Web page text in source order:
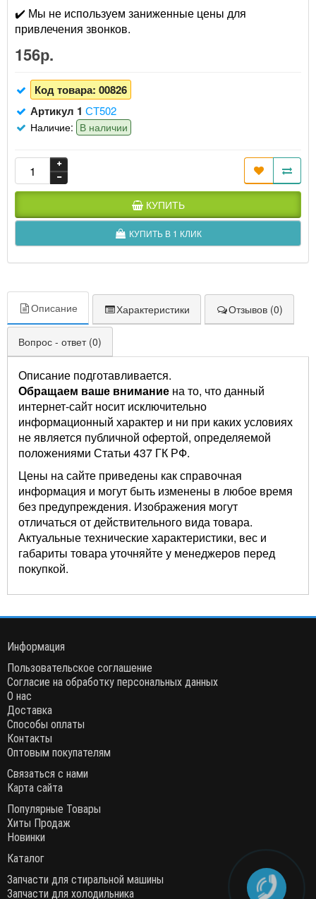
✔️ Мы не используем заниженные цены для
привлечения звонков.
156р.
Код товара: 00826
Артикул 1 СТ502
Наличие: В наличии
КУПИТЬ
КУПИТЬ В 1 КЛИК
Описание Характеристики Отзывов (0)
Вопрос - ответ (0)
Описание подготавливается.
Обращаем ваше внимание на то, что данный
интернет-сайт носит исключительно
информационный характер и ни при каких условиях
не является публичной офертой, определяемой
положениями Статьи 437 ГК РФ.
Цены на сайте приведены как справочная
информация и могут быть изменены в любое время
без предупреждения. Изображения могут
отличаться от действительного вида товара.
Актуальные технические характеристики, вес и
габариты товара уточняйте у менеджеров перед
покупкой.
Информация
Пользовательское соглашение
Согласие на обработку персональных данных
О нас
Доставка
Способы оплаты
Контакты
Оптовым покупателям
Связаться с нами
Карта сайта
Популярные Товары
Хиты Продаж
Новинки
Каталог
Запчасти для стиральной машины
Запчасти для холодильника